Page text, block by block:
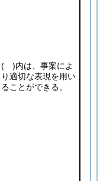
( )内は、事案によ
り適切な表現を用い
ることができる。